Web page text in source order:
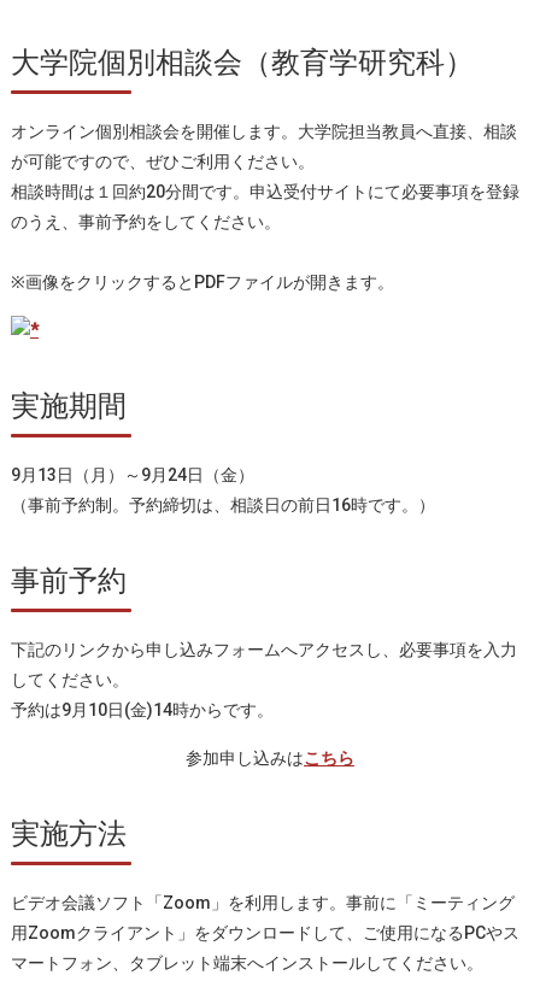
大学院個別相談会（教育学研究科）
オンライン個別相談会を開催します。大学院担当教員へ直接、相談
が可能ですので、ぜひご利用ください。
相談時間は１回約20分間です。申込受付サイトにて必要事項を登録
のうえ、事前予約をしてください。
※画像をクリックするとPDFファイルが開きます。
実施期間
9月13日（月）～9月24日（金）
（事前予約制。予約締切は、相談日の前日16時です。）
事前予約
下記のリンクから申し込みフォームへアクセスし、必要事項を入力
してください。
予約は9月10日(金)14時からです。
参加申し込みはこちら
実施方法
ビデオ会議ソフト「Zoom」を利用します。事前に「ミーティング
用Zoomクライアント」をダウンロードして、ご使用になるPCやス
マートフォン、タブレット端末へインストールしてください。